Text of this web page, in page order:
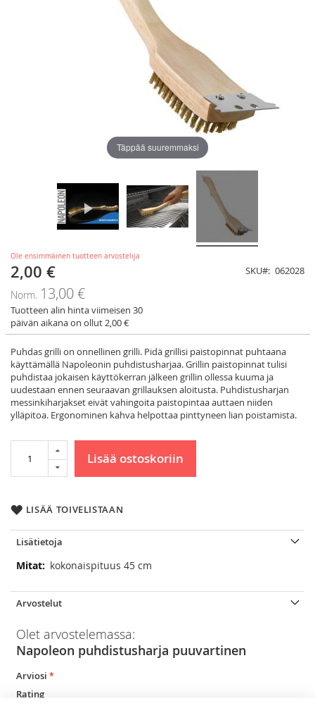
Ole ensimmäinen tuotteen arvostelija
Tarjoushinta
2,00 €
Norm. 13,00 €
Tuotteen alin hinta viimeisen 30
päivän aikana on ollut 2,00 €
SKU 062028
Puhdas grilli on onnellinen grilli. Pidä grillisi paistopinnat puhtaana
käyttämällä Napoleonin puhdistusharjaa. Grillin paistopinnat tulisi
puhdistaa jokaisen käyttökerran jälkeen grillin ollessa kuuma ja
uudestaan ennen seuraavan grillauksen aloitusta. Puhdistusharjan
messinkiharjakset eivät vahingoita paistopintaa auttaen niiden
ylläpitoa. Ergonominen kahva helpottaa pinttyneen lian poistamista.
Lisää ostoskoriin
LISÄÄ TOIVELISTAAN
Täppää suuremmaksi
Lisätietoja
Lisätietojakokonaispituus 45 cm
Arvostelut
Olet arvostelemassa:
Napoleon puhdistusharja puuvartinen
Arviosi
Rating